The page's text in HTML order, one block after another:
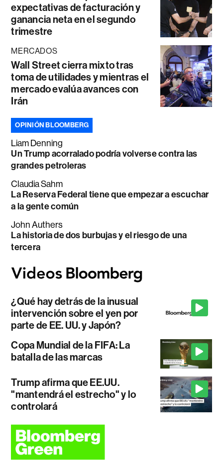
expectativas de facturación y
ganancia neta en el segundo
trimestre
MERCADOS
Wall Street cierra mixto tras
toma de utilidades y mientras el
mercado evalúa avances con
Irán
OPINIÓN BLOOMBERG
Liam Denning
Un Trump acorralado podría volverse contra las
grandes petroleras
Claudia Sahm
La Reserva Federal tiene que empezar a escuchar
a la gente común
John Authers
La historia de dos burbujas y el riesgo de una
tercera
¿Qué hay detrás de la inusual
intervención sobre el yen por
parte de EE. UU. y Japón?
Copa Mundial de la FIFA: La
batalla de las marcas
Trump afirma que EE.UU.
"mantendrá el estrecho" y lo
controlará